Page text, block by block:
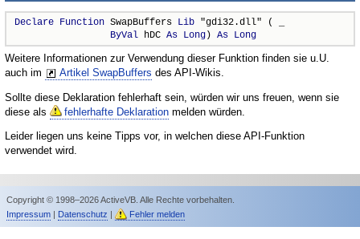
Declare Function SwapBuffers Lib "gdi32.dll" ( _
ByVal hDC As Long) As Long
Weitere Informationen zur Verwendung dieser Funktion finden sie u.U.
auch im
Artikel SwapBuffers des API-Wikis.
Sollte diese Deklaration fehlerhaft sein, würden wir uns freuen, wenn sie
diese als
fehlerhafte Deklaration melden würden.
Leider liegen uns keine Tipps vor, in welchen diese API-Funktion
verwendet wird.
Copyright © 1998–2026 ActiveVB. Alle Rechte vorbehalten.
Impressum| Datenschutz | Fehler melden